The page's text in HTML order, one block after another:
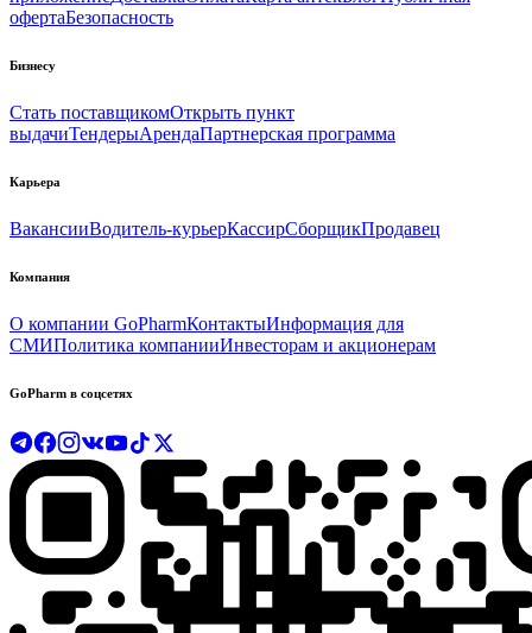
офертаБезопасность
Бизнесу
Стать поставщикомОткрыть пункт
выдачиТендерыАрендаПартнерская программа
Карьера
ВакансииВодитель-курьерКассирСборщикПродавец
Компания
О компании GoPharmКонтактыИнформация для
СМИПолитика компанииИнвесторам и акционерам
GoPharm в соцсетях